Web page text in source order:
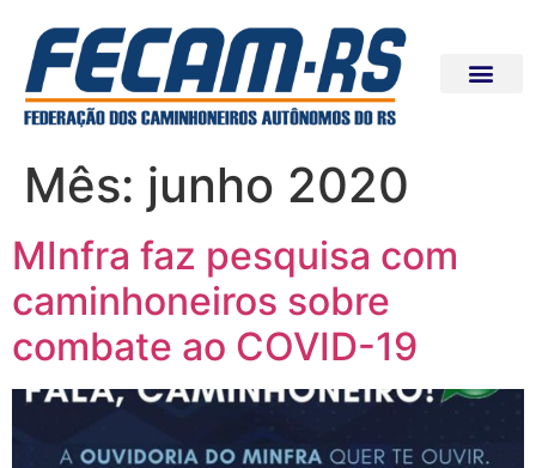
Mês: junho 2020
MInfra faz pesquisa com
caminhoneiros sobre
combate ao COVID-19